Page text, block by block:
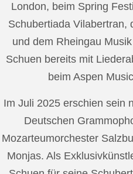
London, beim Spring
Schubertiada Vilabertran,
und dem Rheingau
Schuen bereits mit
beim Aspen
Im Juli 2025 erschien sein
Deutschen
Mozarteumorchester
Monjas. Als